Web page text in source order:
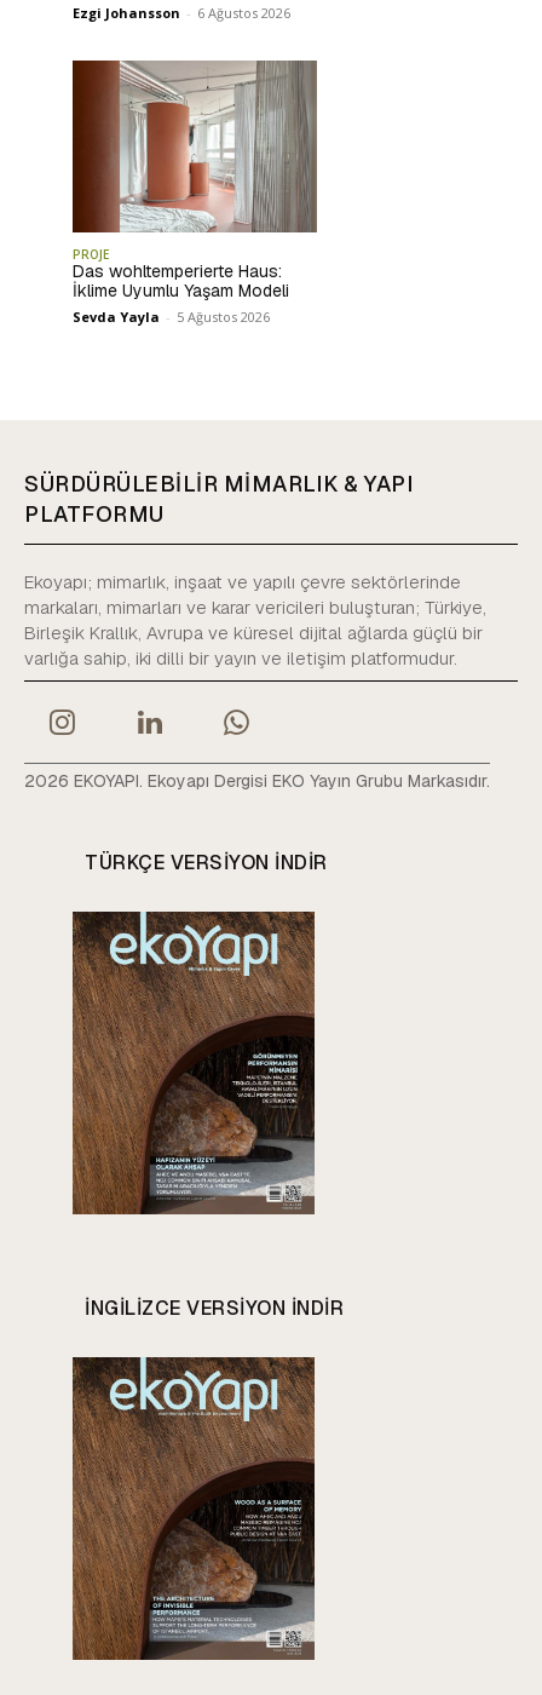
Ezgi Johansson - 6 Ağustos 2026
PROJE
Das wohltemperierte Haus:
İklime Uyumlu Yaşam Modeli
Sevda Yayla - 5 Ağustos 2026
SÜRDÜRÜLEBİLİR MİMARLIK & YAPI
PLATFORMU
Ekoyapı; mimarlık, inşaat ve yapılı çevre sektörlerinde
markaları, mimarları ve karar vericileri buluşturan; Türkiye,
Birleşik Krallık, Avrupa ve küresel dijital ağlarda güçlü bir
varlığa sahip, iki dilli bir yayın ve iletişim platformudur.
2026 EKOYAPI. Ekoyapı Dergisi EKO Yayın Grubu Markasıdır.
TÜRKÇE VERSIYON INDIR
INGILIZCE VERSIYON INDIR